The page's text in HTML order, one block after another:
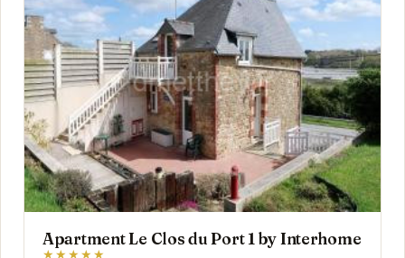
Apartment Le Clos du Port 1 by Interhome
★★★★★